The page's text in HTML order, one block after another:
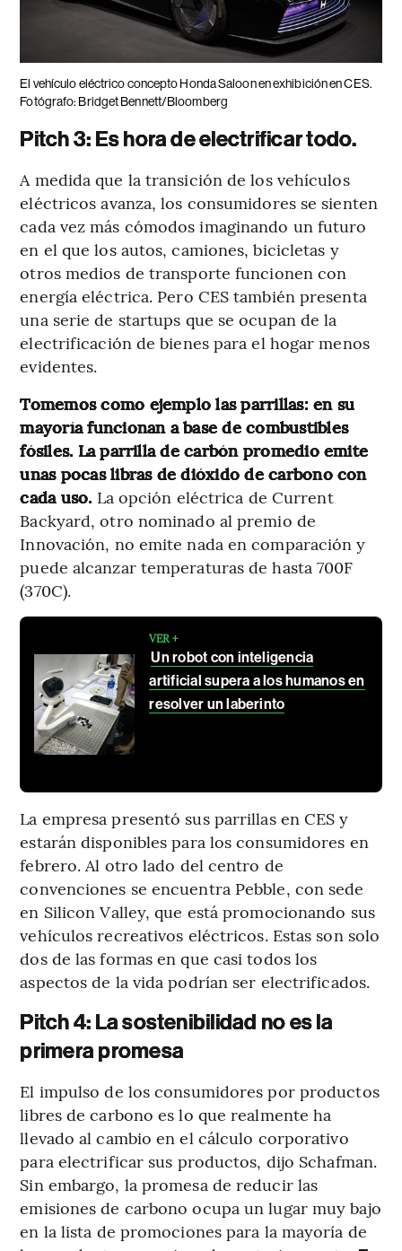
El vehículo eléctrico concepto Honda Saloon en exhibición en CES.
Fotógrafo: Bridget Bennett/Bloomberg
Pitch 3: Es hora de electrificar todo.
A medida que la transición de los vehículos
eléctricos avanza, los consumidores se sienten
cada vez más cómodos imaginando un futuro
en el que los autos, camiones, bicicletas y
otros medios de transporte funcionen con
energía eléctrica. Pero CES también presenta
una serie de startups que se ocupan de la
electrificación de bienes para el hogar menos
evidentes.
Tomemos como ejemplo las parrillas: en su
mayoría funcionan a base de combustibles
fósiles. La parrilla de carbón promedio emite
unas pocas libras de dióxido de carbono con
cada uso. La opción eléctrica de Current
Backyard, otro nominado al premio de
Innovación, no emite nada en comparación y
puede alcanzar temperaturas de hasta 700F
(370C).
VER +
Un robot con inteligencia
artificial supera a los humanos en
resolver un laberinto
La empresa presentó sus parrillas en CES y
estarán disponibles para los consumidores en
febrero. Al otro lado del centro de
convenciones se encuentra Pebble, con sede
en Silicon Valley, que está promocionando sus
vehículos recreativos eléctricos. Estas son solo
dos de las formas en que casi todos los
aspectos de la vida podrían ser electrificados.
Pitch 4: La sostenibilidad no es la
primera promesa
El impulso de los consumidores por productos
libres de carbono es lo que realmente ha
llevado al cambio en el cálculo corporativo
para electrificar sus productos, dijo Schafman.
Sin embargo, la promesa de reducir las
emisiones de carbono ocupa un lugar muy bajo
en la lista de promociones para la mayoría de